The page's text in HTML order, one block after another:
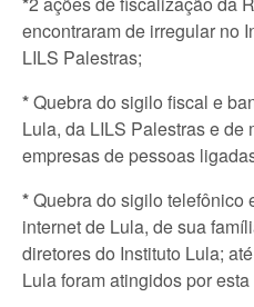
encontraram de irregular no
LILS Palestras;
*Quebra do sigilo fiscal e
Lula, da LILS Palestras e de
empresas de pessoas
*Quebra do sigilo telefônico
internet de Lula, de sua
diretores do Instituto Lula;
Lula foram atingidos por